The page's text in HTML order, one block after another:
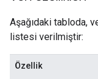
Aşağıdaki tabloda,
listesi verilmiştir:
Özellik